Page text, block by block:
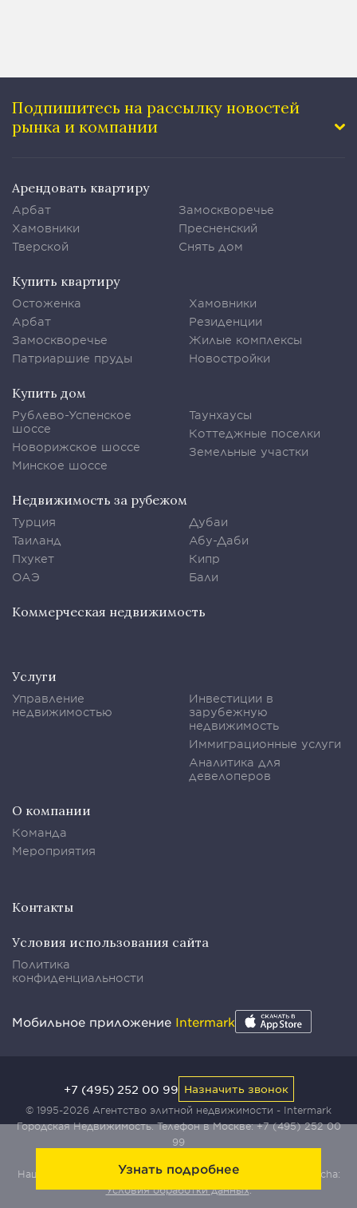
Узнать подробнее
Подпишитесь на рассылку новостей
рынка и компании
Арендовать квартиру
Арбат
Хамовники
Тверской
Замоскворечье
Пресненский
Снять дом
Купить квартиру
Остоженка
Арбат
Замоскворечье
Патриаршие пруды
Хамовники
Резиденции
Жилые комплексы
Новостройки
Купить дом
Рублево-Успенское
шоссе
Новорижское шоссе
Минское шоссе
Таунхаусы
Коттеджные поселки
Земельные участки
Недвижимость за рубежом
Турция
Таиланд
Пхукет
ОАЭ
Дубаи
Абу-Даби
Кипр
Бали
Коммерческая недвижимость
Услуги
Управление
недвижимостью
Инвестиции в
зарубежную
недвижимость
Иммиграционные услуги
Аналитика для
девелоперов
О компании
Команда
Мероприятия
Контакты
Условия использования сайта
Политика
конфиденциальности
Мобильное приложение Intermark
© 1995-2026 Агентство элитной недвижимости - Intermark
Городская Недвижимость. Телефон в Москве:+7 (495) 252 00
99
Наш сайт защищен с помощью сервиса Yandex SmartCaptcha:
Условия обработки данных.
+7 (495) 252 00 99 Назначить звонок